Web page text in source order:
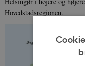
Hovedstadsregionen.